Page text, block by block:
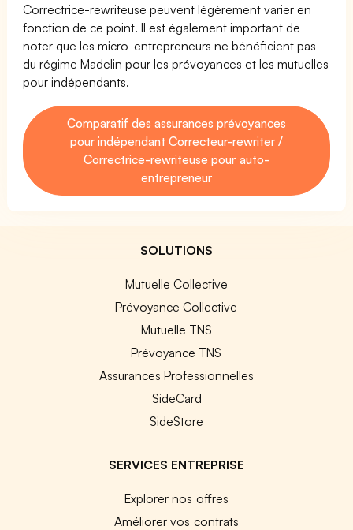
Correctrice-rewriteuse peuvent légèrement varier en
fonction de ce point. Il est également important de
noter que les micro-entrepreneurs ne bénéficient pas
du régime Madelin pour les prévoyances et les mutuelles
pour indépendants.
Comparatif des assurances prévoyances
pour indépendant Correcteur-rewriter /
Correctrice-rewriteuse pour auto-
entrepreneur
SOLUTIONS
Mutuelle Collective
Prévoyance Collective
Mutuelle TNS
Prévoyance TNS
Assurances Professionnelles
SideCard
SideStore
SERVICES ENTREPRISE
Explorer nos offres
Améliorer vos contrats